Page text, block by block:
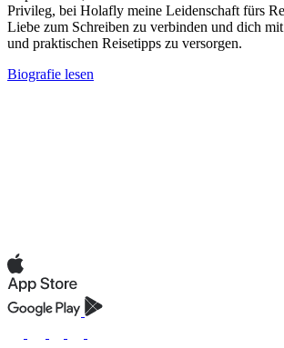
Privileg, bei Holafly meine Leidenschaft fürs
Liebe zum Schreiben zu verbinden und dich
und praktischen Reisetipps zu versorgen.
Biografie lesen